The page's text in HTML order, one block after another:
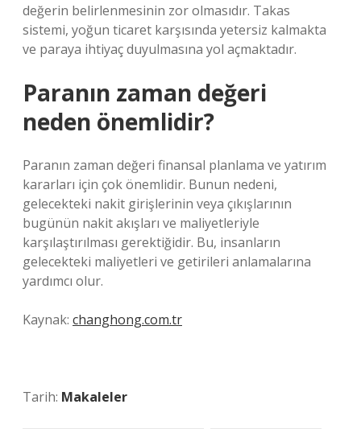
değerin belirlenmesinin zor olmasıdır. Takas
sistemi, yoğun ticaret karşısında yetersiz kalmakta
ve paraya ihtiyaç duyulmasına yol açmaktadır.
Paranın zaman değeri
neden önemlidir?
Paranın zaman değeri finansal planlama ve yatırım
kararları için çok önemlidir. Bunun nedeni,
gelecekteki nakit girişlerinin veya çıkışlarının
bugünün nakit akışları ve maliyetleriyle
karşılaştırılması gerektiğidir. Bu, insanların
gelecekteki maliyetleri ve getirileri anlamalarına
yardımcı olur.
Kaynak: changhong.com.tr
Tarih: Makaleler